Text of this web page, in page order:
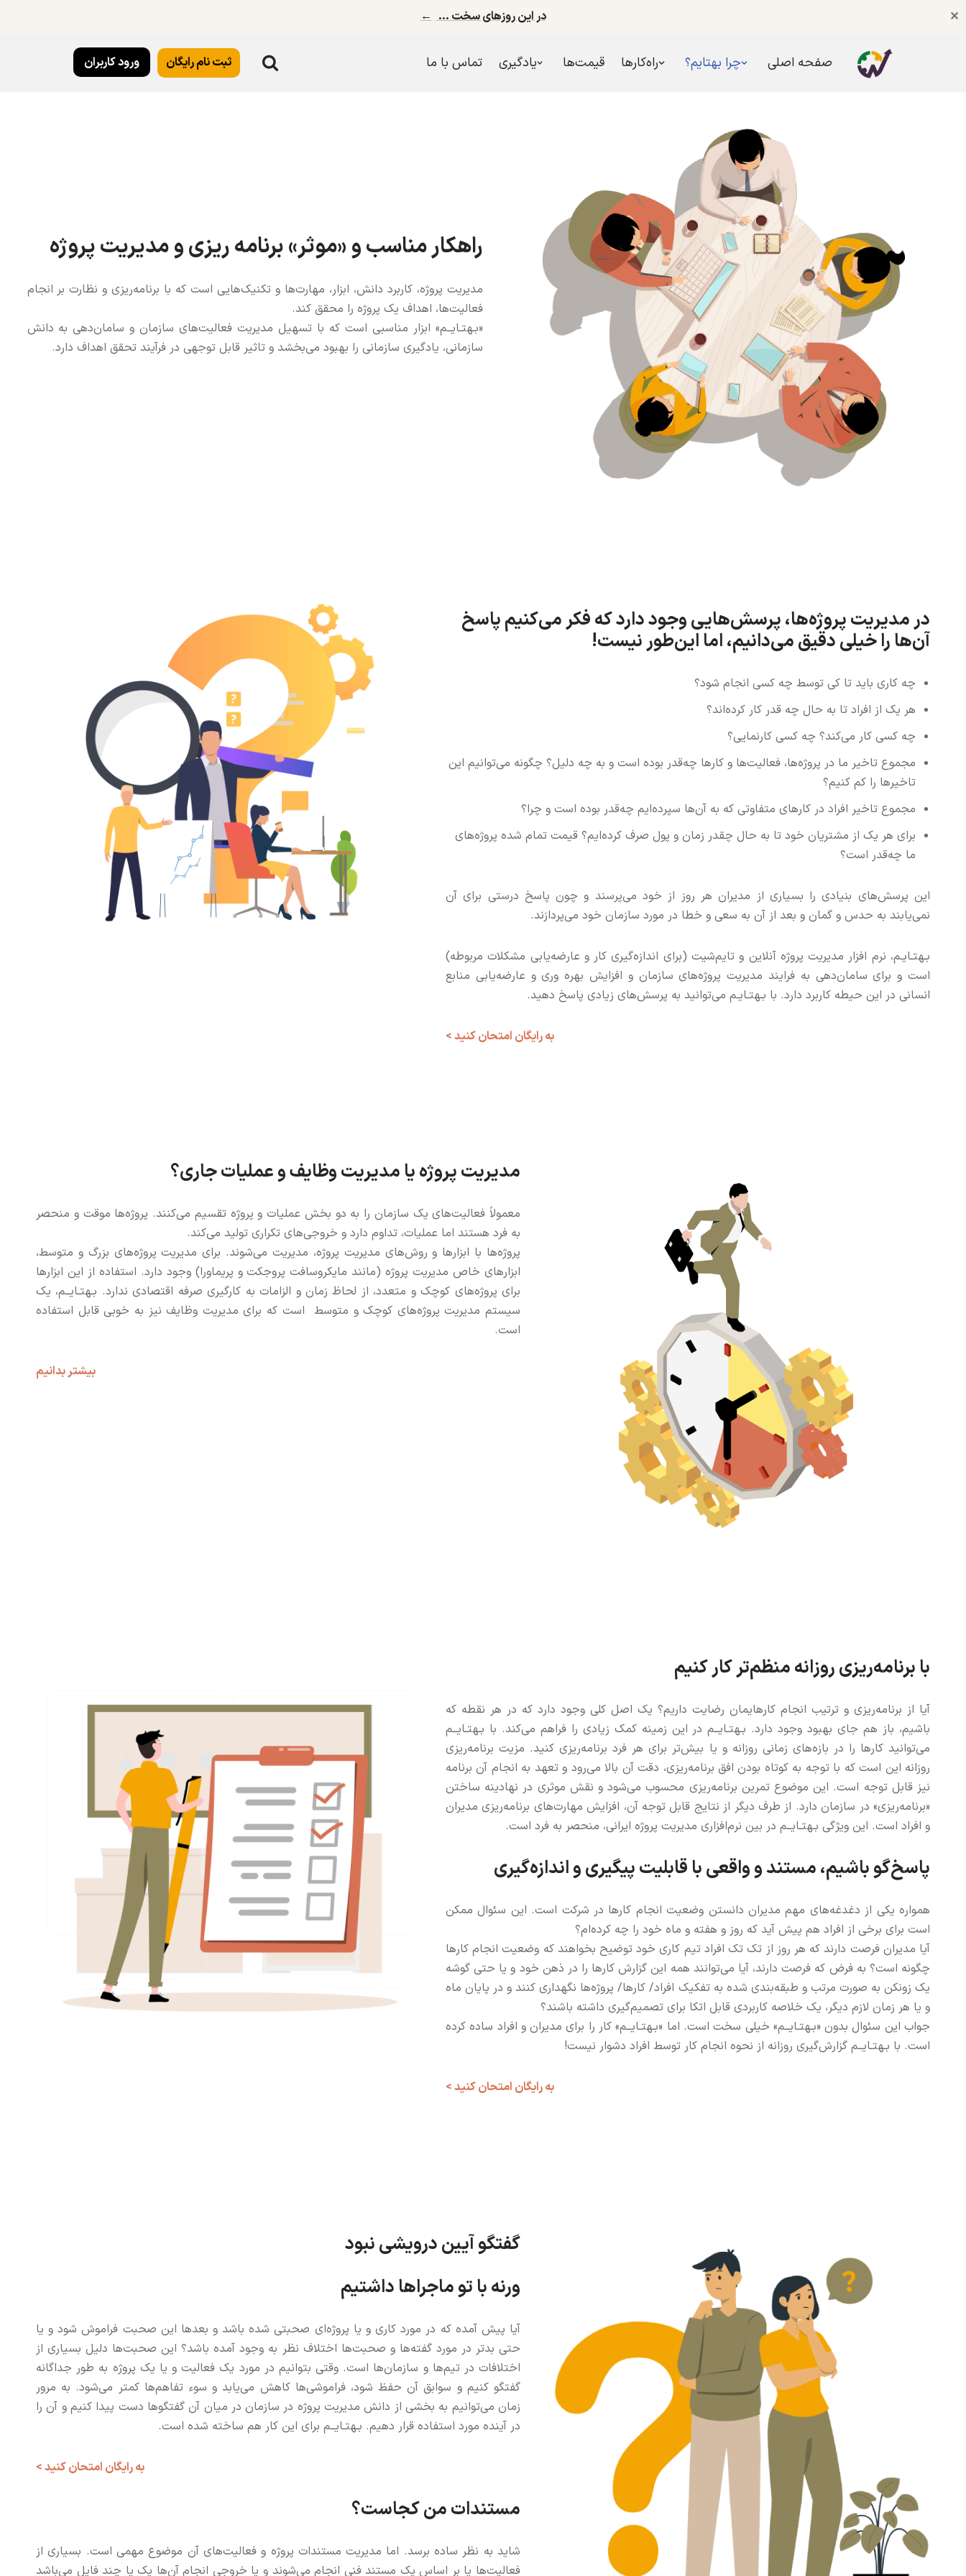
در این روزهای سخت … ← ✕
صفحه اصلی چرا بهتایم؟ راه‌کارها قیمت‌ها یادگیری تماس با ما ثبت نام رایگان ورود کاربران
راهکار مناسب و «موثر» برنامه ریزی و مدیریت پروژه
مدیریت پروژه، کاربرد دانش، ابزار، مهارت‌ها و تکنیک‌هایی است که با برنامه‌ریزی و نظارت بر انجام
فعالیت‌ها، اهداف یک پروژه را محقق کند.
«بـهتـایــم» ابزار مناسبی است که با تسهیل مدیریت فعالیت‌های سازمان و سامان‌دهی به دانش
سازمانی، یادگیری سازمانی را بهبود می‌بخشد و تاثیر قابل توجهی در فرآیند تحقق اهداف دارد.
در مدیریت پروژه‌ها، پرسش‌هایی وجود دارد که فکر می‌کنیم پاسخ
آن‌ها را خیلی دقیق می‌دانیم، اما این‌طور نیست!
چه کاری باید تا کی توسط چه کسی انجام شود؟
هر یک از افراد تا به حال چه قدر کار کرده‌اند؟
چه کسی کار می‌کند؟ چه کسی کارنمایی؟
مجموع تاخیر ما در پروژه‌ها، فعالیت‌ها و کارها چه‌قدر بوده است و به چه دلیل؟ چگونه می‌توانیم این
تاخیرها را کم کنیم؟
مجموع تاخیر افراد در کارهای متفاوتی که به آن‌ها سپرده‌ایم چه‌قدر بوده است و چرا؟
برای هر یک از مشتریان خود تا به حال چقدر زمان و پول صرف کرده‌ایم؟ قیمت تمام شده پروژه‌های
ما چه‌قدر است؟
این‌ پرسش‌های بنیادی را بسیاری از مدیران هر روز از خود می‌پرسند و چون پاسخ درستی برای آن
نمی‌یابند به حدس و گمان و بعد از آن به سعی و خطا در مورد سازمان خود می‌پردازند.
بـهتـایـم، نرم‌ افزار مدیریت پروژه آنلاین و تایم‌شیت (برای اندازه‌گیری کار و عارضه‌یابی مشکلات مربوطه‌)
است و برای سامان‌دهی به فرایند مدیریت پروژه‌های سازمان و افزایش بهره وری و عارضه‌یابی منابع
انسانی در این حیطه کاربرد دارد. با بـهتـایـم می‌توانید به پرسش‌های زیادی پاسخ دهید.
به رایگان امتحان کنید >
مدیریت پروژه یا مدیریت وظایف و عملیات جاری؟
معمولاً فعالیت‌های یک سازمان را به دو بخش عملیات و پروژه تقسیم می‌کنند. پروژه‌ها موقت و منحصر
به فرد هستند اما عملیات، تداوم دارد و خروجی‌های تکراری تولید می‌کند.
پروژه‌ها با ابزارها و روش‌های مدیریت پروژه، مدیریت می‌شوند. برای مدیریت پروژه‌های بزرگ و متوسط،
ابزارهای خاص مدیریت پروژه (مانند مایکروسافت پروجکت و پریماورا) وجود دارد. استفاده از این ابزارها
برای پروژه‌های کوچک و متعدد، از لحاظ زمان و الزامات به کارگیری صرفه اقتصادی ندارد. بـهتـایــم، یک
سیستم مدیریت پروژه‌های کوچک و متوسط است که برای مدیریت وظایف نیز به خوبی قابل استفاده
است.
بیشتر بدانیم
با برنامه‌ریزی روزانه منظم‌تر کار کنیم
آیا از برنامه‌ریزی و ترتیب انجام کارهایمان رضایت داریم؟ یک اصل کلی وجود دارد که در هر نقطه که
باشیم، باز هم جای بهبود وجود دارد. بـهتـایــم در این زمینه کمک زیادی را فراهم می‌کند. با بـهتـایــم
می‌توانید کارها را در بازه‌های زمانی روزانه و یا بیش‌تر برای هر فرد برنامه‌ریزی کنید. مزیت برنامه‌ریزی
روزانه این است که با توجه به کوتاه بودن افق برنامه‌ریزی، دقت آن بالا می‌رود و تعهد به انجام آن برنامه
نیز قابل توجه است. این موضوع تمرین برنامه‌ریزی محسوب می‌شود و نقش موثری در نهادینه ساختن
«برنامه‌ریزی» در سازمان دارد. از طرف دیگر از نتایج قابل توجه آن، افزايش مهارت‌های برنامه‌ریزی مدیران
و افراد است. این ويژگی بـهتـایــم در بین نرم‌افزاری مدیریت پروژه ایرانی، منحصر به فرد است.
پاسخ‌گو باشیم، مستند و واقعی با قابلیت پیگیری و اندازه‌گیری
همواره یکی از دغدغه‌های مهم مدیران دانستن وضعیت انجام کارها در شرکت است. این سئوال ممکن
است برای برخی از افراد هم پيش آید که روز و هفته و ماه خود را چه کرده‌ام؟
آیا مدیران فرصت دارند که هر روز از تک تک افراد تیم کاری خود توضیح بخواهند که وضعیت انجام کارها
چگونه است؟ به فرض که فرصت دارند، آیا می‌توانند همه این گزارش‌ کارها را در ذهن خود و یا حتی گوشه
یک زونکن به صورت مرتب و طبقه‌بندی شده به تفکیک افراد/ کارها/ پروژه‌ها نگهداری کنند و در پایان ماه
و یا هر زمان لازم دیگر، یک خلاصه کاربردی قابل اتکا برای تصمیم‌گیری داشته باشند؟
جواب این سئوال بدون «بـهتـایــم» خیلی سخت است. اما «بـهتـایــم» کار را برای مدیران و افراد ساده کرده
است. با بـهتـایــم گزارش‌گیری روزانه از نحوه انجام کار توسط افراد دشوار نیست!
به رایگان امتحان کنید >
گفتگو آیین درویشی نبود
ورنه با تو ماجراها داشتیم
آیا پيش آمده که در مورد کاری و یا پروژه‌ای صحبتی شده باشد و بعدها این صحبت فراموش شود و یا
حتی بدتر در مورد گفته‌‌ها و صحبت‌ها اختلاف نظر به وجود آمده باشد؟ این صحبت‌ها دلیل بسیاری از
اختلافات در تیم‌ها و سازمان‌ها است. وقتی بتوانیم در مورد یک فعالیت و یا یک پروژه به طور جداگانه
گفتگو کنیم و سوابق آن حفظ شود، فراموشی‌ها کاهش می‌یابد و سوء تفاهم‌ها کمتر می‌شود. به مرور
زمان می‌توانیم به بخشی از دانش مدیریت پروژه در سازمان در میان آن گفتگوها دست پیدا کنیم و آن را
در آینده مورد استفاده قرار دهیم. بـهتـایــم برای این کار هم ساخته شده است.
به رایگان امتحان کنید >
مستندات من کجاست؟
شاید به نظر ساده برسد. اما مدیریت مستندات پروژه و فعالیت‌های آن موضوع مهمی است. بسیاری از
فعالیت‌ها یا بر اساس یک مستند فنی انجام می‌شوند و یا خروجی انجام آن‌ها یک یا چند فایل می‌باشد